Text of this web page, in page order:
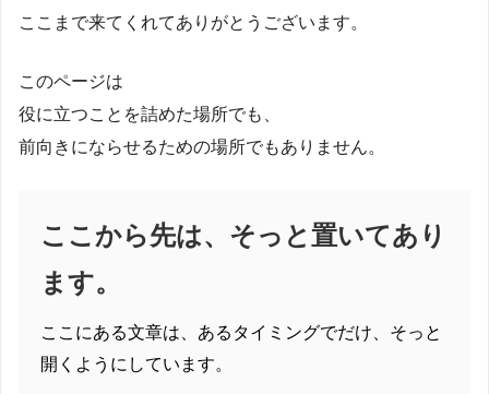
ここまで来てくれてありがとうございます。
このページは
役に立つことを詰めた場所でも、
前向きにならせるための場所でもありません。
ここから先は、そっと置いてあり
ます。
ここにある文章は、あるタイミングでだけ、そっと
開くようにしています。